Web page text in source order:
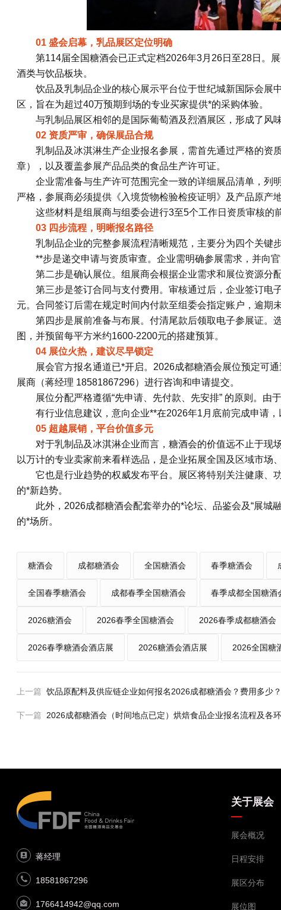
01 盛会启幕，乳品展区定位明确
第114届全国糖酒会已正式定档2026年3月26日至28日。
酒类与饮品板块。
饮品及乳制品企业的核心展示平台位于世纪城新国际会展
区，旨在为超过40万预期到场的专业买家提供*的采购体验。
与乳制品展区相邻的是国际葡萄酒及烈酒展区，形成了风
02 资质严审，确保展品合规
乳制品及冰淇淋生产企业报名参展，需首先通过严格的资
章），以及覆盖参展产品品类的食品生产许可证。
企业需准备与生产许可范围完全一致的详细展品清单，列
严格，参展商必须提供《入境货物检验检疫证明》及产品原产地
这些材料是组展商与组委会进行3至5个工作日资质审核的
03 四步流程，明晰报名路径
乳制品企业的完整参展流程清晰规范，主要分为四个关键步
**步是递交申请与资质审查。企业需明确参展需求，并向
第二步是确认展位。组展商会根据企业需求和展位资源分
第三步是签订合同与支付费用。审核通过后，企业签订电
元。合同签订后需在规定时间内付款至组委会指定账户，逾期
第四步是展前准备与布展。付清尾款后领取电子参展证。
图，并预留每平方米约1600-2200元的搭建预算。
04 展位火热，建议尽早锁定
展会官方报名通道已*开启。2026成都糖酒会展位预定可
展商（蒋经理 18581867296）进行咨询和申请提交。
展位分配严格遵循“先申请、先付款、先安排” 的原则。由
有行业信息建议，意向企业**在2026年1月底前完成申请
05 超越展销，平台价值多元
对于乳制品及冰淇淋企业而言，糖酒会的价值远不止于现
以万计的专业卖家前来看样选品，是企业拓展全国及区域市场
它也是行业趋势的权威发布平台。展区将特别关注健康、
的*新趋势。
此外，2026成都糖酒会配套举办的*论坛、品鉴会及“展城
的*场所。
糖酒会 成都糖酒会 全国糖酒会 春季糖酒会
全国春季糖酒会 成都春季全国糖酒会 春季成都全国糖酒
2026糖酒会 2026春季全国糖酒会 2026春季成都糖酒会
2026春季糖酒会酒店展 2026糖酒会酒店展 2026全国糖
上一篇 饮品原配料及供应链企业如何报名2026成都糖酒会？费用多少
下一篇 2026成都糖酒会（时间地点已定）烘焙食品企业报名流程及各
蒋经理
18581867296
1766414942@qq.com
关于展会
展会概况
日程安排
展区分布
展位图